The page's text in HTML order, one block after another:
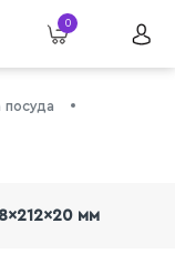
0
посуда
мм